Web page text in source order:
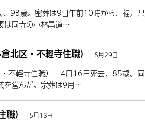
98歳。密葬は9日午前10時から、福井県
は同寺の小林昌道…
北区・不輕寺住職） 5月29日
・不輕寺住職） 4月16日死去、85歳。同
を営んだ。宗葬は9月…
職） 5月13日